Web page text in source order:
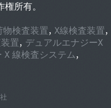
所有。
物検査装置,X線検査装置,
置, デュアルエナジーX
X 線検査システム,